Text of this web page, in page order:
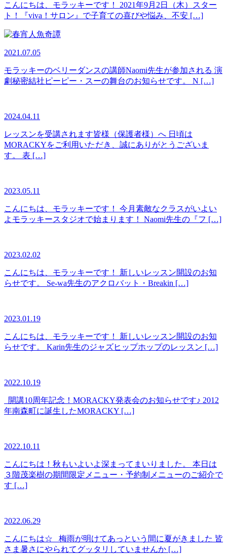
こんにちは、モラッキーです！ 2021年9月2日（木）スター
ト！『viva！サロン』で子育ての喜びや悩み、不安 […]
2021.07.05
モラッキーのベリーダンスの講師Naomi先生が参加される 演
劇秘密結社ピーピー・スーの舞台のお知らせです。 N […]
2024.04.11
レッスンを受講されます皆様（保護者様）へ 日頃は
MORACKYをご利用いただき、誠にありがとうございま
す。 表 […]
2023.05.11
こんにちは、モラッキーです！ 今月素敵なクラスがいよい
よモラッキースタジオで始まります！ Naomi先生の『フ […]
2023.02.02
こんにちは、モラッキーです！ 新しいレッスン開設のお知
らせです。 Se-wa先生のアクロバット・Breakin […]
2023.01.19
こんにちは、モラッキーです！ 新しいレッスン開設のお知
らせです。 Karin先生のジャズヒップホップのレッスン […]
2022.10.19
開講10周年記念！MORACKY発表会のお知らせです♪ 2012
年南森町に誕生したMORACKY […]
2022.10.11
こんにちは！秋もいよいよ深まってまいりました。 本日は
３階茂楽樹の期間限定メニュー・予約制メニューのご紹介で
す […]
2022.06.29
こんにちは☆ 梅雨が明けてあっという間に夏がきました 皆
さま暑さにやられてグッタリしていませんか […]